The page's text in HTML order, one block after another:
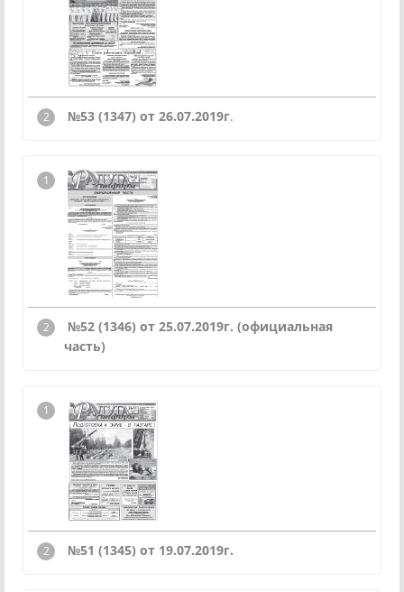
№53 (1347) от 26.07.2019г.
№52 (1346) от 25.07.2019г. (официальная
часть)
№51 (1345) от 19.07.2019г.